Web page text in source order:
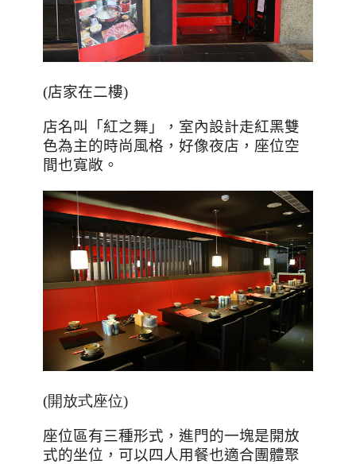
(店家在二樓)
店名叫「紅之舞」，室內設計走紅黑雙
色為主的時尚風格，好像夜店，座位空
間也寬敞。
(開放式座位)
座位區有三種形式，進門的一塊是開放
式的坐位，可以四人用餐也適合團體聚